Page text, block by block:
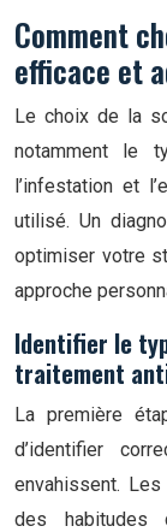
Comment
efficace et
Le choix de la
notamment le
l’infestation et
utilisé. Un
optimiser votre
approche
Identifier le
traitement
La première
d’identifier
envahissent.
des habitudes